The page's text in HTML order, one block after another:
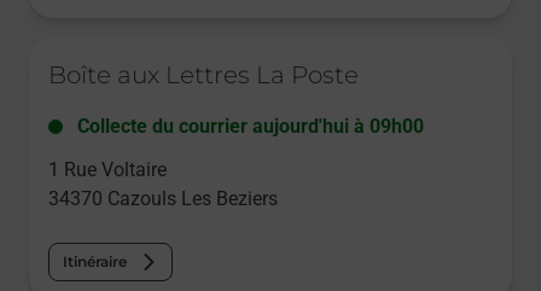
Boîte aux Lettres La Poste
Collecte du courrier aujourd'hui à 09h00
1 Rue Voltaire
34370 Cazouls Les Beziers
Itinéraire